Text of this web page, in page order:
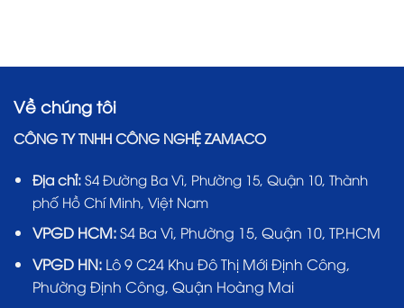
Về chúng tôi
CÔNG TY TNHH CÔNG NGHỆ ZAMACO
Địa chỉ: S4 Đường Ba Vì, Phường 15, Quận 10, Thành
phố Hồ Chí Minh, Việt Nam
VPGD HCM:S4 Ba Vì, Phường 15, Quận 10, TP.HCM
VPGD HN:Lô 9 C24 Khu Đô Thị Mới Định Công,
Phường Định Công, Quận Hoàng Mai